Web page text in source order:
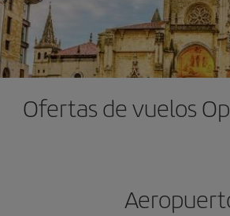
Ofertas de vuelos